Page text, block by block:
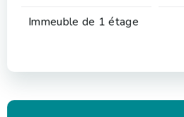
Immeuble de 1 étage